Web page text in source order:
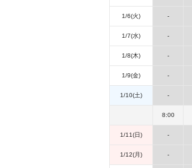
1/6(火) -
1/7(水) -
1/8(木) -
1/9(金) -
1/10(土) -
8:00
1/11(日) -
1/12(月) -